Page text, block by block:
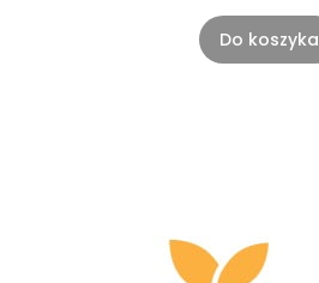
Do koszyka